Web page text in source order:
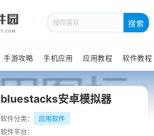
搜索
手游攻略 手机应用 应用教程 软件教程
bluestacks安卓模拟器
软件分类：
应用软件
软件平台：